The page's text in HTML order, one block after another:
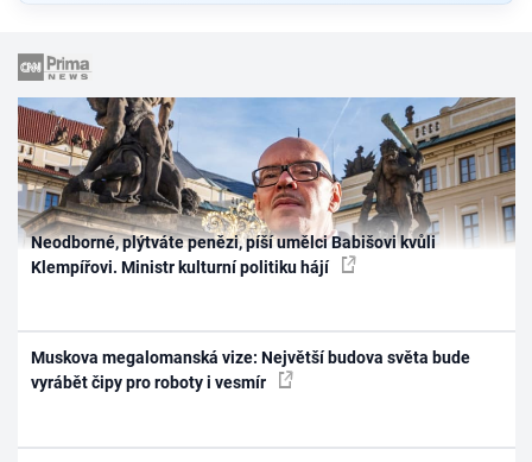
Neodborné, plýtváte penězi, píší umělci Babišovi kvůli
Klempířovi. Ministr kulturní politiku hájí
Muskova megalomanská vize: Největší budova světa bude
vyrábět čipy pro roboty i vesmír